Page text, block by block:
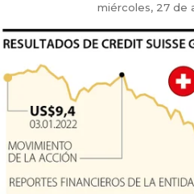
miércoles, 27 de